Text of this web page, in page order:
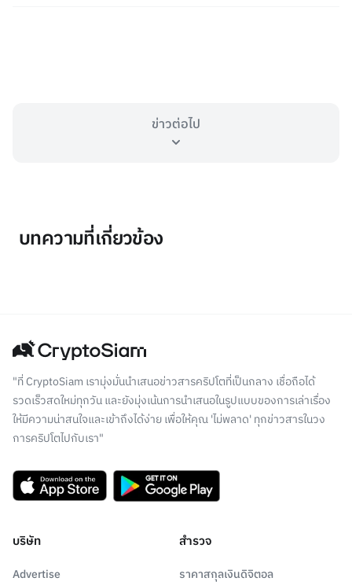
ข่าวต่อไป
บทความที่เกี่ยวข้อง
"ที่ CryptoSiam เรามุ่งมั่นนำเสนอข่าวสารคริปโตที่เป็นกลาง เชื่อถือได้
รวดเร็วสดใหม่ทุกวัน และยังมุ่งเน้นการนำเสนอในรูปแบบของการเล่าเรื่อง
ให้มีความน่าสนใจและเข้าถึงได้ง่าย เพื่อให้คุณ 'ไม่พลาด' ทุกข่าวสารในวง
การคริปโตไปกับเรา"
บริษัท
Advertise
สำรวจ
ราคาสกุลเงินดิจิตอล